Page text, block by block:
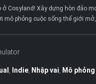
Cosyland! Xây dựng hòn đảo
mô phỏng cuộc sống thế giới
Indie, Nhập vai Mô phỏng